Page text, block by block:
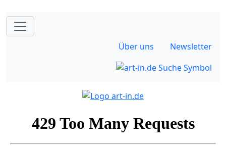
Über uns Newsletter